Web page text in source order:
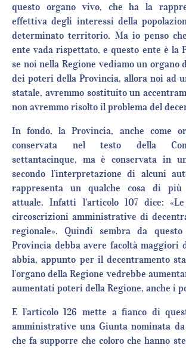
questo organo vivo, che ha la
effettiva degli interessi della
determinato territorio. Ma io penso
ente vada rispettato, e questo ente è la
se noi nella Regione vediamo un organo
dei poteri della Provincia, allora noi ad
statale, avremmo sostituito un
non avremmo risolto il problema del
In fondo, la Provincia, anche come
conservata nel testo della
settantacinque, ma è conservata in
secondo l’interpretazione di alcuni
rappresenta un qualche cosa di più
attuale. Infatti l’articolo 107 dice:
circoscrizioni amministrative di
regionale». Quindi sembra da
Provincia debba avere facoltà maggiori
abbia, appunto per il decentramento
l’organo della Regione vedrebbe
aumentati poteri della Regione, anche i
E l’articolo 126 mette a fianco di
amministrative una Giunta nominata
che fa supporre che coloro che hanno